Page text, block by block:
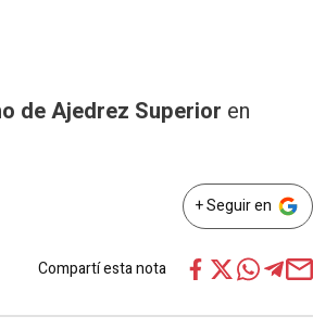
de Ajedrez Superior en
+ Seguir en
Compartí esta nota